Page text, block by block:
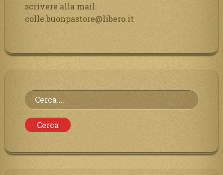
scrivere alla mail:
colle.buonpastore@libero.it
Ricerca
per: